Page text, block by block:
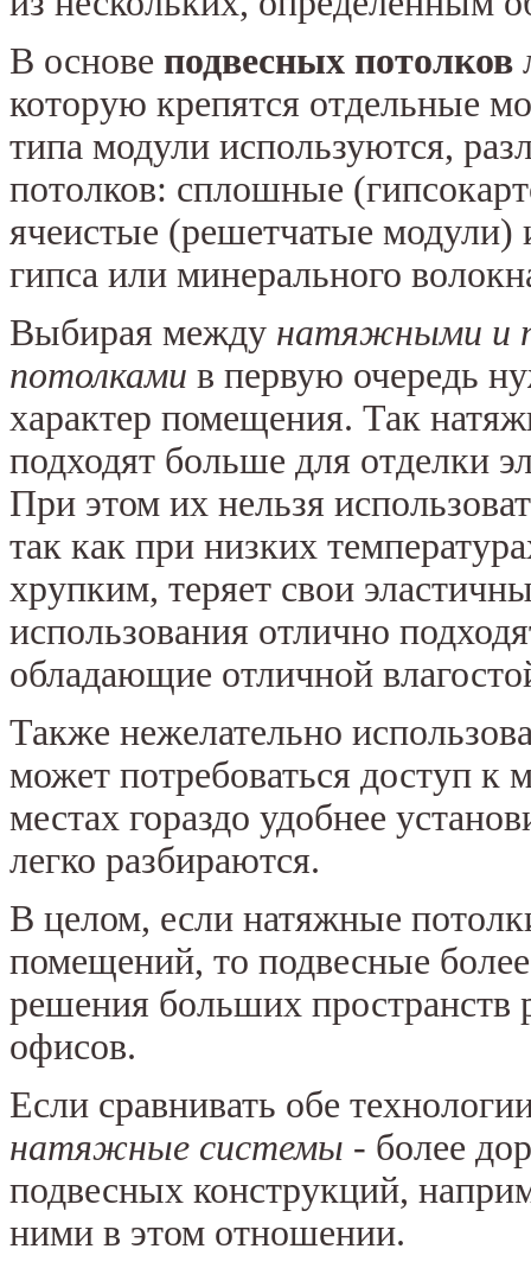
В основе подвесных потолков
которую крепятся отдельные
типа модули используются,
потолков: сплошные
ячеистые (решетчатые
гипса или минерального
Выбирая между натяжными и
потолками в первую очередь
характер помещения. Так
подходят больше для отделки
При этом их нельзя
так как при низких
хрупким, теряет свои
использования отлично
обладающие отличной
Также нежелательно
может потребоваться доступ к
местах гораздо удобнее
легко разбираются.
В целом, если натяжные
помещений, то подвесные
решения больших
офисов.
Если сравнивать обе
натяжные системы - более
подвесных конструкций,
ними в этом отношении.